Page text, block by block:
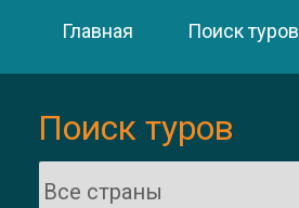
Главная Поиск туров
Поиск туров